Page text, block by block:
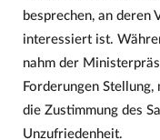
besprechen, an deren
interessiert ist.
nahm der
Forderungen
die Zustimmung des
Unzufriedenheit.